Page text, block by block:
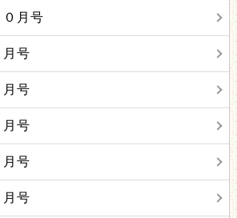
０月号
月号
月号
月号
月号
月号